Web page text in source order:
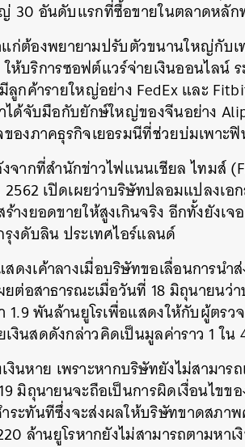
30 อันดับแรกที่ซื้อขายในตลาดหลัก
ก่ต้องพยายามปรับตัวขนานใหญ่กับเ
ห้บริการซอฟต์แวร์จ่ายเงินออนไลน์
กค้ารายใหญ่อย่าง FedEx และ
ได้จับมือกับยักษ์ใหญ่ของจีนอย่าง
องภาคธุรกิจเยอรมนีที่ช่วยบ่มเพาะ
จากที่สำนักข่าวไฟแนนเชียล ไทมส์
เปิดเผยว่าบริษัทปลอมแปลงเอ
างยอดขายให้สูงเกินจริง อีกทั้งยังเ
งดับลิน ประเทศไอร์แลนด์
ดงเค้าลางเมื่อบริษัทขอเลื่อนการนำ
ยต่อสาธารณะเมื่อวันที่ 18 มิถุนายนว่
1.9 พันล้านยูโรเพื่อแสดงให้กับผู้ตร
นสดดังกล่าวคิดเป็นมูลค่าราว 1 ใน
นหาย เพราะหากบริษัทยังไม่สามาร
มิถุนายนจะถือเป็นการผิดเงื่อนไขข
ระทันทีซึ่งจะส่งผลให้บริษัทขาดสภาพ
ล้านยูโรหากยังไม่สามารถตามหา